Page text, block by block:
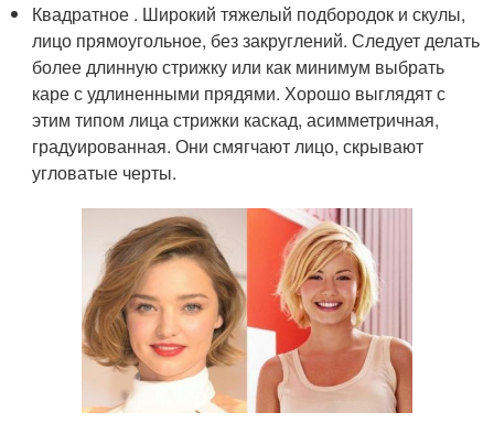
Квадратное . Широкий тяжелый подбородок и скулы,
лицо прямоугольное, без закруглений. Следует делать
более длинную стрижку или как минимум выбрать
каре с удлиненными прядями. Хорошо выглядят с
этим типом лица стрижки каскад, асимметричная,
градуированная. Они смягчают лицо, скрывают
угловатые черты.